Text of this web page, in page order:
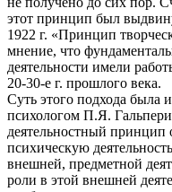
этот принцип был
1922 г. «Принцип
мнение, что
деятельности имели
20-30-е г. прошлого века.
Суть этого подхода была
психологом П.Я.
деятельностный принцип
психическую
внешней, предметной
роли в этой внешней